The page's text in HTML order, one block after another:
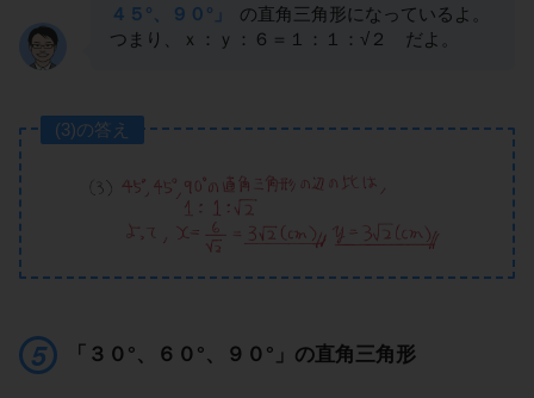
４５°、９０°」
の直角三角形になっているよ。
つまり、ｘ：ｙ：６＝１：１：√２ だよ。
(3)の答え
「３０°、６０°、９０°」の直角三角形